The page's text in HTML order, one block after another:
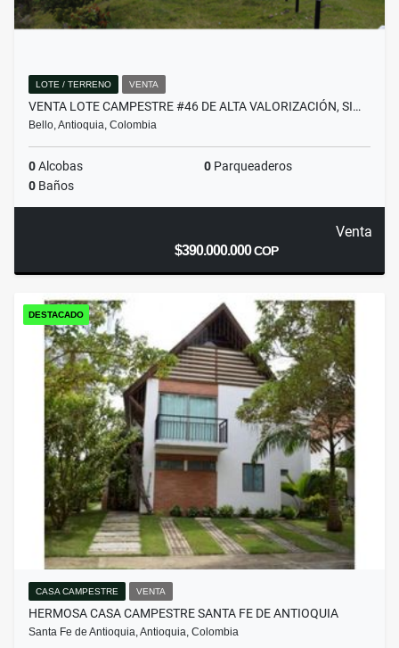
LOTE / TERRENO VENTA
VENTA LOTE CAMPESTRE #46 DE ALTA VALORIZACIÓN, SI…
Bello, Antioquia, Colombia
0Alcobas 0 Parqueaderos
0 Baños
Venta
$390.000.000COP
DESTACADO
CASA CAMPESTRE VENTA
HERMOSA CASA CAMPESTRE SANTA FE DE ANTIOQUIA
Santa Fe de Antioquia, Antioquia, Colombia